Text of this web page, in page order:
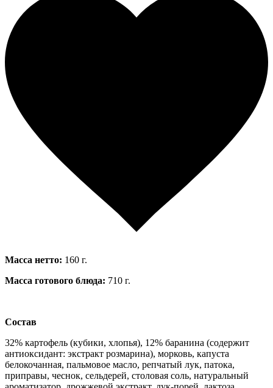
Масса нетто: 160 г.
Масса готового блюда: 710 г.
Состав
32% картофель (кубики, хлопья), 12% баранина (содержит
антиоксидант: экстракт розмарина), морковь, капуста
белокочанная, пальмовое масло, репчатый лук, патока,
приправы, чеснок, сельдерей, столовая соль, натуральный